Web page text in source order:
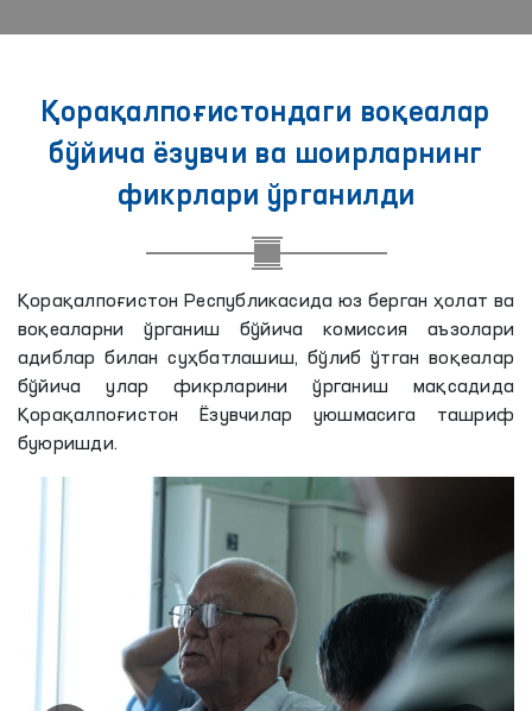
Қорақалпоғистондаги воқеалар
бўйича ёзувчи ва шоирларнинг
фикрлари ўрганилди
Қорақалпоғистон Республикасида юз берган ҳолат ва
воқеаларни ўрганиш бўйича комиссия аъзолари
адиблар билан суҳбатлашиш, бўлиб ўтган воқеалар
бўйича улар фикрларини ўрганиш мақсадида
Қорақалпоғистон Ёзувчилар уюшмасига ташриф
буюришди.